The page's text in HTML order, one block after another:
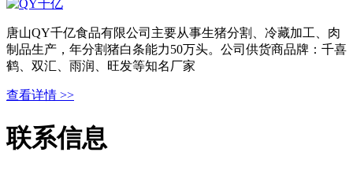
唐山QY千亿食品有限公司主要从事生猪分割、冷藏加工、肉
制品生产，年分割猪白条能力50万头。公司供货商品牌：千喜
鹤、双汇、雨润、旺发等知名厂家
查看详情 >>
联系信息